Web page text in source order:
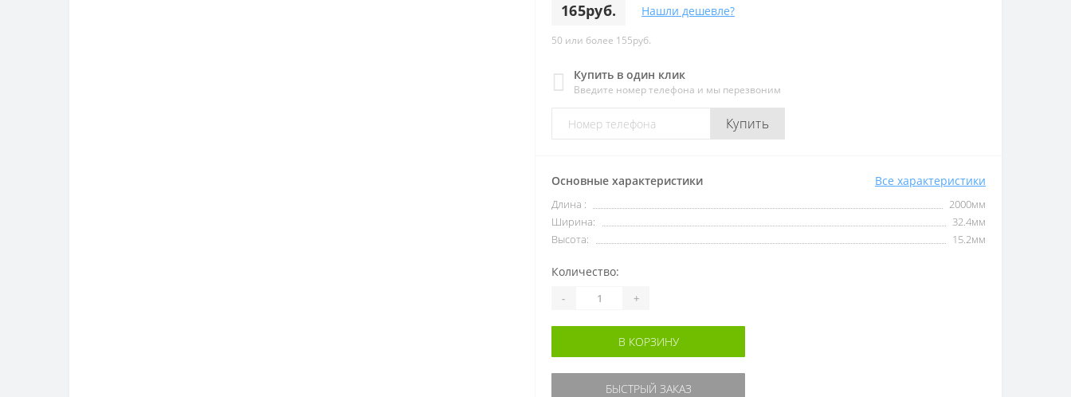
165руб. Нашли дешевле?
50 или более 155руб.
Купить в один клик
Введите номер телефона и мы перезвоним
Купить
Основные характеристики Все характеристики
Длина :
2000мм
Ширина:
32.4мм
Высота:
15.2мм
Количество:
- +
В КОРЗИНУ
БЫСТРЫЙ ЗАКАЗ